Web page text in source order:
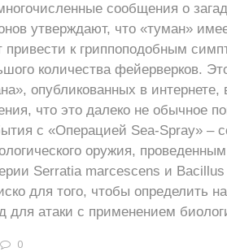
сообщения о
утверждают, что «туман»
привести к гриппоподобным
количества фейерверков.
опубликованных в
что это далеко не обычное
с «Операцией Sea-Spray» –
оружия,
Serratia marcescens и
для того, чтобы определить
для атаки с применением
0